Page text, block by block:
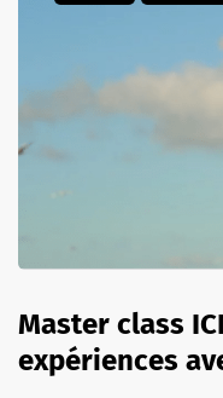
Master class
expériences